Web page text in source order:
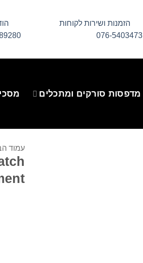
הזמנות ושירות לקוחות
076-5403473
מדפסות סורקים ומתכלים
עמוד